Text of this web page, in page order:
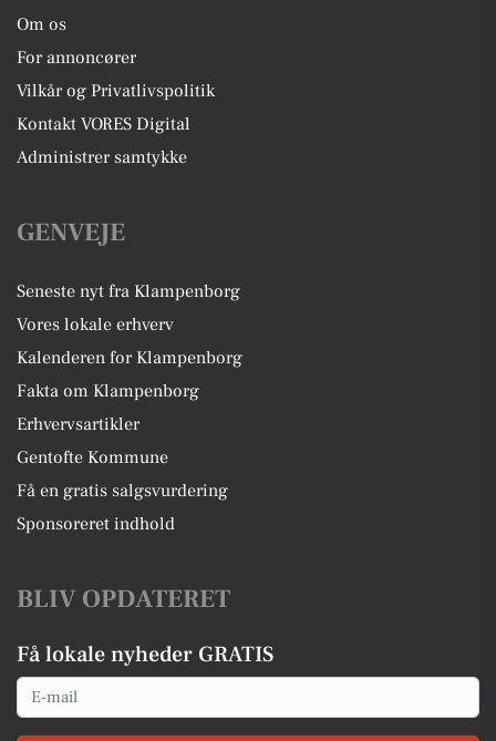
Om os
For annoncører
Vilkår og Privatlivspolitik
Kontakt VORES Digital
Administrer samtykke
GENVEJE
Seneste nyt fra Klampenborg
Vores lokale erhverv
Kalenderen for Klampenborg
Fakta om Klampenborg
Erhvervsartikler
Gentofte Kommune
Få en gratis salgsvurdering
Sponsoreret indhold
BLIV OPDATERET
Få lokale nyheder GRATIS
Email